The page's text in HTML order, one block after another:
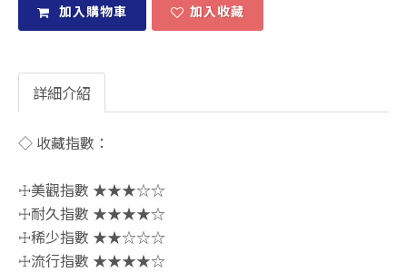
加入購物車 加入收藏
詳細介紹
◇ 收藏指數：
☩美觀指數 ★★★☆☆
☩耐久指數 ★★★★☆
☩稀少指數 ★★☆☆☆
☩流行指數 ★★★★☆